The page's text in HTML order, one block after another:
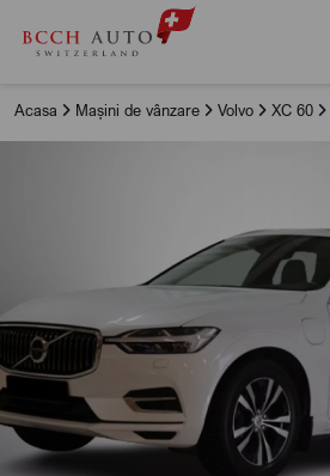
Acasa Mașini de vânzare Volvo XC 60